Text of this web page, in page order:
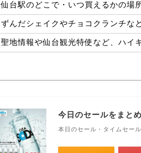
仙台駅のどこで・いつ買えるかの場
ずんだシェイクやチョコクランチな
聖地情報や仙台観光特使など、ハイ
今日のセールをまと
本日のセール・タイムセー